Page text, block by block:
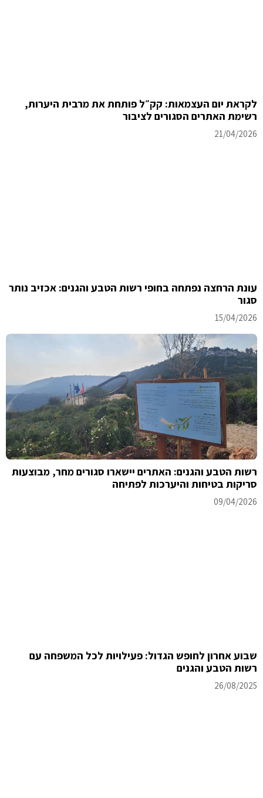
לקראת יום העצמאות: קק״ל פותחת את מרבית היערות,
רשימת האתרים הסגורים לציבור
21/04/2026
עונת הרחצה נפתחה בחופי רשות הטבע והגנים: אכזיב נותר
סגור
15/04/2026
רשות הטבע והגנים: האתרים יישארו סגורים מחר, מבוצעות
סריקות בטיחות והיערכות לפתיחה
09/04/2026
שבוע אחרון לחופש הגדול: פעילויות לכל המשפחה עם
רשות הטבע והגנים
26/08/2025